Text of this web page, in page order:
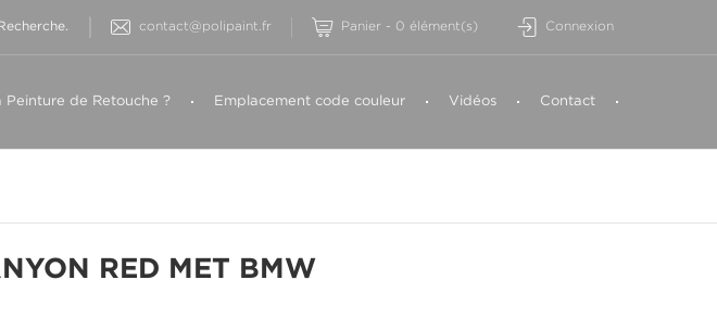
contact@polipaint.fr Panier - 0 élément(s) Connexion
Peinture de Retouche ? Emplacement code couleur Vidéos Contact
RED MET BMW